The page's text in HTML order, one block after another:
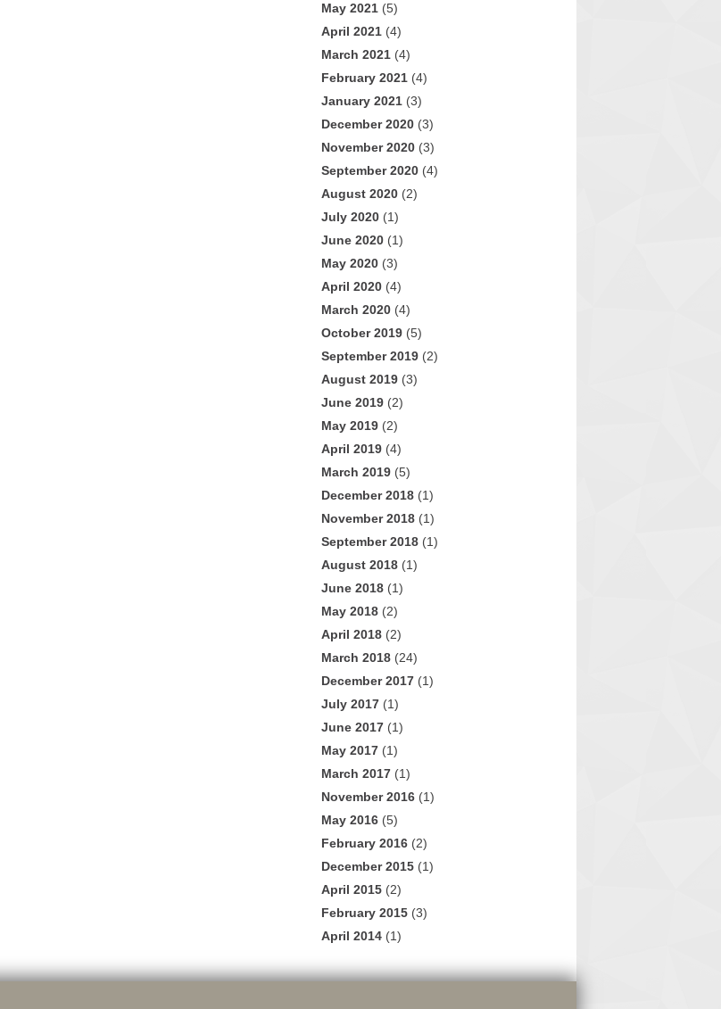
May 2021 (5)
April 2021 (4)
March 2021 (4)
February 2021 (4)
January 2021 (3)
December 2020 (3)
November 2020 (3)
September 2020 (4)
August 2020 (2)
July 2020 (1)
June 2020 (1)
May 2020 (3)
April 2020 (4)
March 2020 (4)
October 2019 (5)
September 2019 (2)
August 2019 (3)
June 2019 (2)
May 2019 (2)
April 2019 (4)
March 2019 (5)
December 2018 (1)
November 2018 (1)
September 2018 (1)
August 2018 (1)
June 2018 (1)
May 2018 (2)
April 2018 (2)
March 2018 (24)
December 2017 (1)
July 2017 (1)
June 2017 (1)
May 2017 (1)
March 2017 (1)
November 2016 (1)
May 2016 (5)
February 2016 (2)
December 2015 (1)
April 2015 (2)
February 2015 (3)
April 2014 (1)